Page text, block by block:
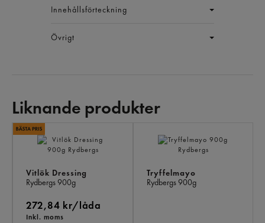
Innehållsförteckning
Övrigt
Liknande produkter
Vitlök Dressing
Rydbergs900g
272,84 kr/låda
Inkl. moms
Tryffelmayo
Rydbergs900g